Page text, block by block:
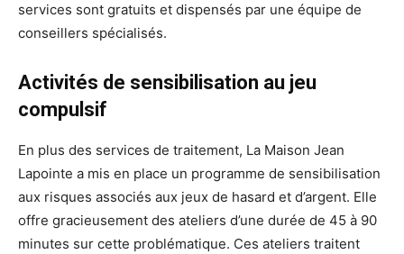
services sont gratuits et dispensés par une équipe de
conseillers spécialisés.
Activités de sensibilisation au jeu
compulsif
En plus des services de traitement, La Maison Jean
Lapointe a mis en place un programme de sensibilisation
aux risques associés aux jeux de hasard et d’argent. Elle
offre gracieusement des ateliers d’une durée de 45 à 90
minutes sur cette problématique. Ces ateliers traitent